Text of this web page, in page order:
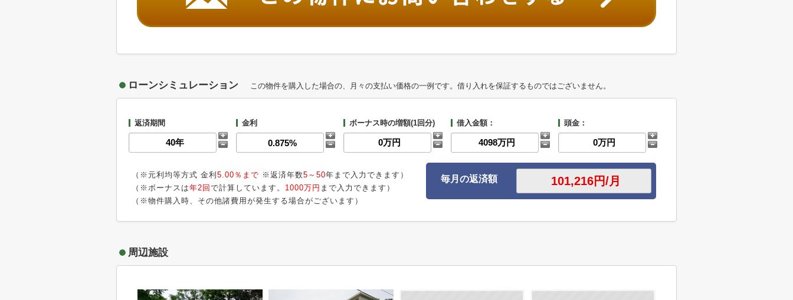
ローンシミュレーション この物件を購入した場合の、月々の支払い価格の一例です。借り入れを保証するものではございません。
返済期間 金利 ボーナス時の増額(1回分) 借入金額： 頭金：
（※元利均等方式 金利 5.00％まで ※返済年数5～50年まで入力できます）
（※ボーナスは年2回 で計算しています。 1000万円 まで入力できます）
（※物件購入時、その他諸費用が発生する場合がございます）
毎月の返済額
周辺施設